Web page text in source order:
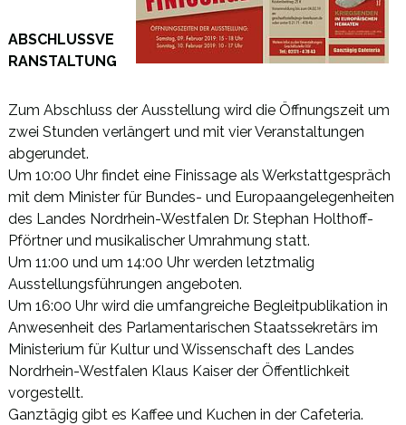
ABSCHLUSSVE
RANSTALTUNG
Zum Abschluss der Ausstellung wird die Öffnungszeit um
zwei Stunden verlängert und mit vier Veranstaltungen
abgerundet.
Um 10:00 Uhr findet eine Finissage als Werkstattgespräch
mit dem Minister für Bundes- und Europaangelegenheiten
des Landes Nordrhein-Westfalen Dr. Stephan Holthoff-
Pförtner und musikalischer Umrahmung statt.
Um 11:00 und um 14:00 Uhr werden letztmalig
Ausstellungsführungen angeboten.
Um 16:00 Uhr wird die umfangreiche Begleitpublikation in
Anwesenheit des Parlamentarischen Staatssekretärs im
Ministerium für Kultur und Wissenschaft des Landes
Nordrhein-Westfalen Klaus Kaiser der Öffentlichkeit
vorgestellt.
Ganztägig gibt es Kaffee und Kuchen in der Cafeteria.